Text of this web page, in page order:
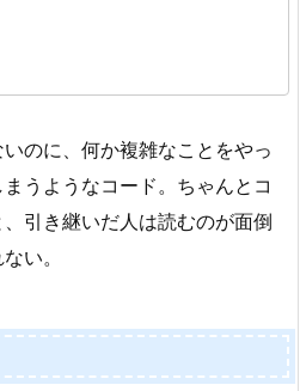
のに、何か複雑なことをやっ
うようなコード。ちゃんとコ
引き継いだ人は読むのが面倒
い。